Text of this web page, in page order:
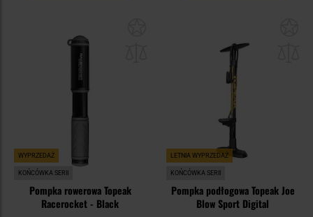
WYPRZEDAŻ
KOŃCÓWKA SERII
Pompka rowerowa Topeak
Racerocket - Black
LETNIA WYPRZEDAŻ
KOŃCÓWKA SERII
Pompka podłogowa Topeak Joe
Blow Sport Digital